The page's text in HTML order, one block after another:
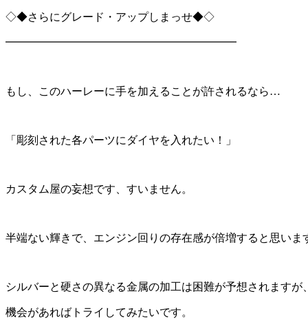
◇◆さらにグレード・アップしまっせ◆◇
━━━━━━━━━━━━━━━━━━━━━
もし、このハーレーに手を加えることが許されるなら…
「彫刻された各パーツにダイヤを入れたい！」
カスタム屋の妄想です、すいません。
半端ない輝きで、エンジン回りの存在感が倍増すると思いま
シルバーと硬さの異なる金属の加工は困難が予想されますが
機会があればトライしてみたいです。